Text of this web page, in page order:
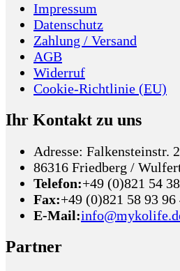
Impressum
Datenschutz
Zahlung / Versand
AGB
Widerruf
Cookie-Richtlinie (EU)
Ihr Kontakt zu uns
Adresse: Falkensteinstr.
86316 Friedberg /
Telefon:+49 (0)821 54
Fax:+49 (0)821 58 93 96
E-Mail:
Partner